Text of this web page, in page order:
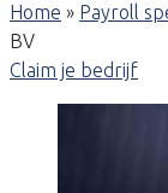
Home » Payroll
BV
Claim je bedrijf